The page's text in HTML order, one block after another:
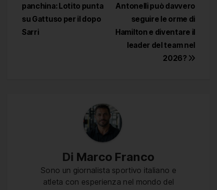
articoli
Antonelli può davvero
seguire le orme di
Hamilton e diventare il
leader del team nel
2026?
panchina: Lotito punta
su Gattuso per il dopo
Sarri
Di Marco Franco
Sono un giornalista sportivo italiano e
atleta con esperienza nel mondo del